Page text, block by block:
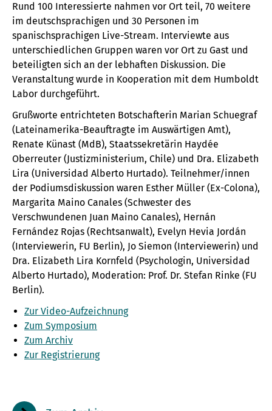
Rund 100 Interessierte nahmen vor Ort teil, 70 weitere
im deutschsprachigen und 30 Personen im
spanischsprachigen Live-Stream. Interviewte aus
unterschiedlichen Gruppen waren vor Ort zu Gast und
beteiligten sich an der lebhaften Diskussion. Die
Veranstaltung wurde in Kooperation mit dem Humboldt
Labor durchgeführt.
Grußworte entrichteten Botschafterin Marian Schuegraf
(Lateinamerika-Beauftragte im Auswärtigen Amt),
Renate Künast (MdB), Staatssekretärin Haydée
Oberreuter (Justizministerium, Chile) und Dra. Elizabeth
Lira (Universidad Alberto Hurtado). Teilnehmer/innen
der Podiumsdiskussion waren Esther Müller (Ex-Colona),
Margarita Maino Canales (Schwester des
Verschwundenen Juan Maino Canales), Hernán
Fernández Rojas (Rechtsanwalt), Evelyn Hevia Jordán
(Interviewerin, FU Berlin), Jo Siemon (Interviewerin) und
Dra. Elizabeth Lira Kornfeld (Psychologin, Universidad
Alberto Hurtado), Moderation: Prof. Dr. Stefan Rinke (FU
Berlin).
Zur Video-Aufzeichnung
Zum Symposium
Zum Archiv
Zur Registrierung